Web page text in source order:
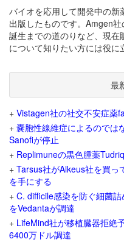
バイオを応用して開発中の
出版したものです。Amgen
誕生までの道のりなど、現在
について知りたい方には役に
最
+ Vistagen社の社交不安症薬
+ 嚢胞性線維症によるのでは
Sanofiが停止
+ Replimuneの黒色腫薬
+ Tarsus社がAlkeus社を買っ
を手にする
+ C. difficile感染を防ぐ細菌
をVedantaが調達
+ LifeMind社が移植臓器拒絶
6400万ドル調達